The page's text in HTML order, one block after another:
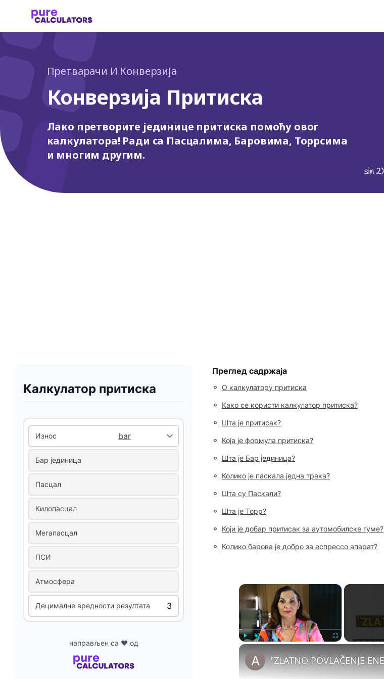
Претварачи И Конверзија
Конверзија Притиска
Лако претворите јединице притиска помоћу овог
калкулатора! Ради са Пасцалима, Баровима, Торрсима
и многим другим.
Калкулатор притиска
Износ
Бар јединица
Пасцал
Килопасцал
Мегапасцал
ПСИ
Атмосфера
Децималне вредности резултата
направљен са ❤ од
Преглед садржаја
◦ О калкулатору притиска
◦ Како се користи калкулатор притиска?
◦ Шта је притисак?
◦ Која је формула притиска?
◦ Шта је Бар јединица?
◦ Колико је паскала једна трака?
◦ Шта су Паскали?
◦ Шта је Торр?
◦ Који је добар притисак за аутомобилске гуме?
◦ Колико барова је добро за еспрессо апарат?
×